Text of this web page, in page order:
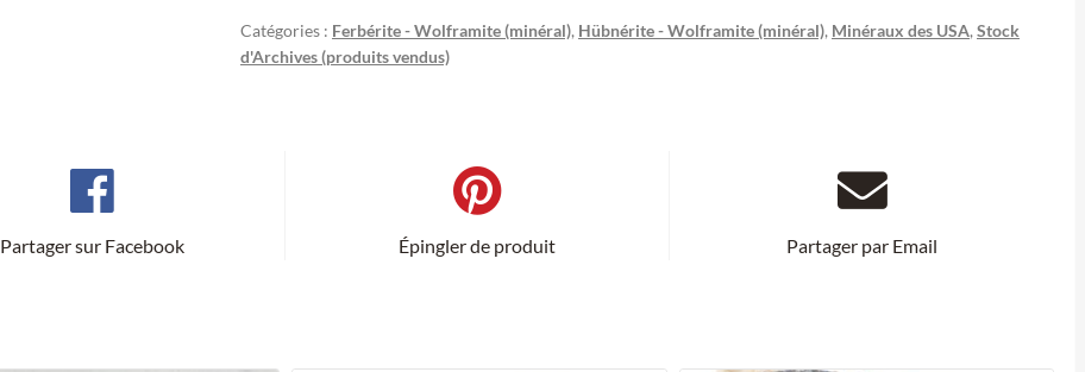
Catégories : Ferbérite - Wolframite (minéral), Hübnérite - Wolframite (minéral), Minéraux des USA, Stock
d'Archives (produits vendus)
Partager sur Facebook Épingler de produit Partager par Email